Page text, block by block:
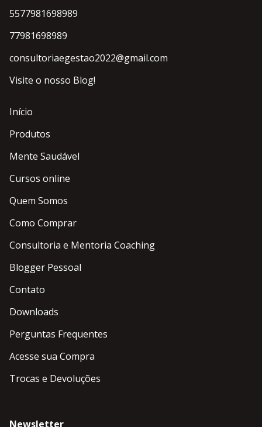
5577981698989
77981698989
consultoriaegestao2022@gmail.com
Visite o nosso Blog!
Início
Produtos
Mente Saudável
Cursos online
Quem Somos
Como Comprar
Consultoria e Mentoria Coaching
Blogger Pessoal
Contato
Downloads
Perguntas Frequentes
Acesse sua Compra
Trocas e Devoluções
Newsletter